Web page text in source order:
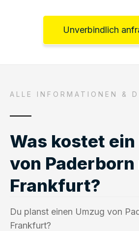
Unverbindlich
ALLE INFORMATIONEN &
Was kostet ein
von Paderborn
Frankfurt?
Du planst einen Umzug von
Frankfurt?